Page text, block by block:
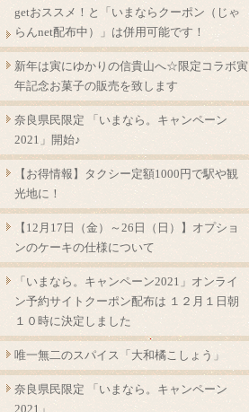
getおススメ！と「いまならクーポン（じゃ
らんnet配布中）」は併用可能です！
新年は寅にゆかりの信貴山へ☆限定コラボ寅
年記念お菓子の販売を致します
奈良県民限定 「いまなら。キャンペーン
2021」開始♪
【お得情報】タクシー定額1000円で駅や観
光地に！
【12月17日（金）～26日（日）】オプショ
ンのケーキの仕様について
「いまなら。キャンペーン2021」オンライ
ン予約サイトクーポン配布は １２月１日朝
１０時に決定しました
唯一無二のスパイス「大和橘こしょう」
奈良県民限定 「いまなら。キャンペーン
2021」